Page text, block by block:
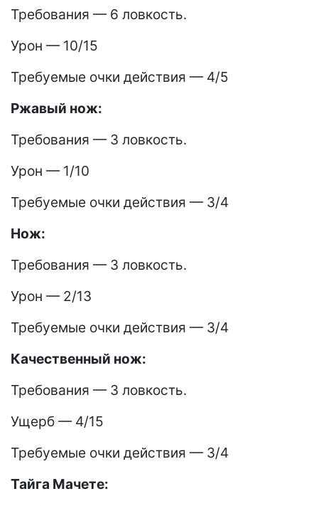
Требования — 6 ловкость.
Урон — 10/15
Требуемые очки действия — 4/5
Ржавый нож:
Требования — 3 ловкость.
Урон — 1/10
Требуемые очки действия — 3/4
Нож:
Требования — 3 ловкость.
Урон — 2/13
Требуемые очки действия — 3/4
Качественный нож:
Требования — 3 ловкость.
Ущерб — 4/15
Требуемые очки действия — 3/4
Тайга Мачете: